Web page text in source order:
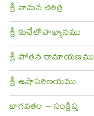
శ్రీ వామన చరిత్ర
శ్రీ కుచేలోపాఖ్యానము
శ్రీ పోతన రామాయణము
శ్రీ ఉషాపరిణయము
భాగవతం – సంక్షిప్త